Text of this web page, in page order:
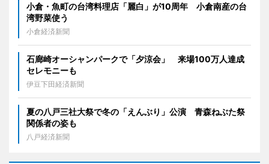
小倉・魚町の台湾料理店「麗白」が10周年 小倉南産の台
湾野菜使う
小倉経済新聞
石廊崎オーシャンパークで「夕涼会」 来場100万人達成
セレモニーも
伊豆下田経済新聞
夏の八戸三社大祭で冬の「えんぶり」公演 青森ねぶた祭
関係者の姿も
八戸経済新聞